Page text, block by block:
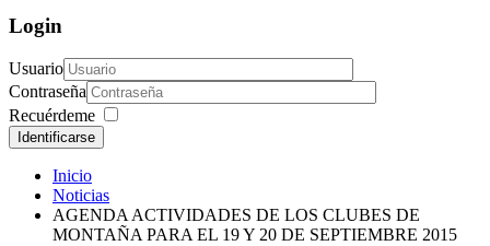
Login
Usuario
Contraseña
Recuérdeme
Identificarse
Inicio
Noticias
AGENDA ACTIVIDADES DE LOS CLUBES DE
MONTAÑA PARA EL 19 Y 20 DE SEPTIEMBRE 2015